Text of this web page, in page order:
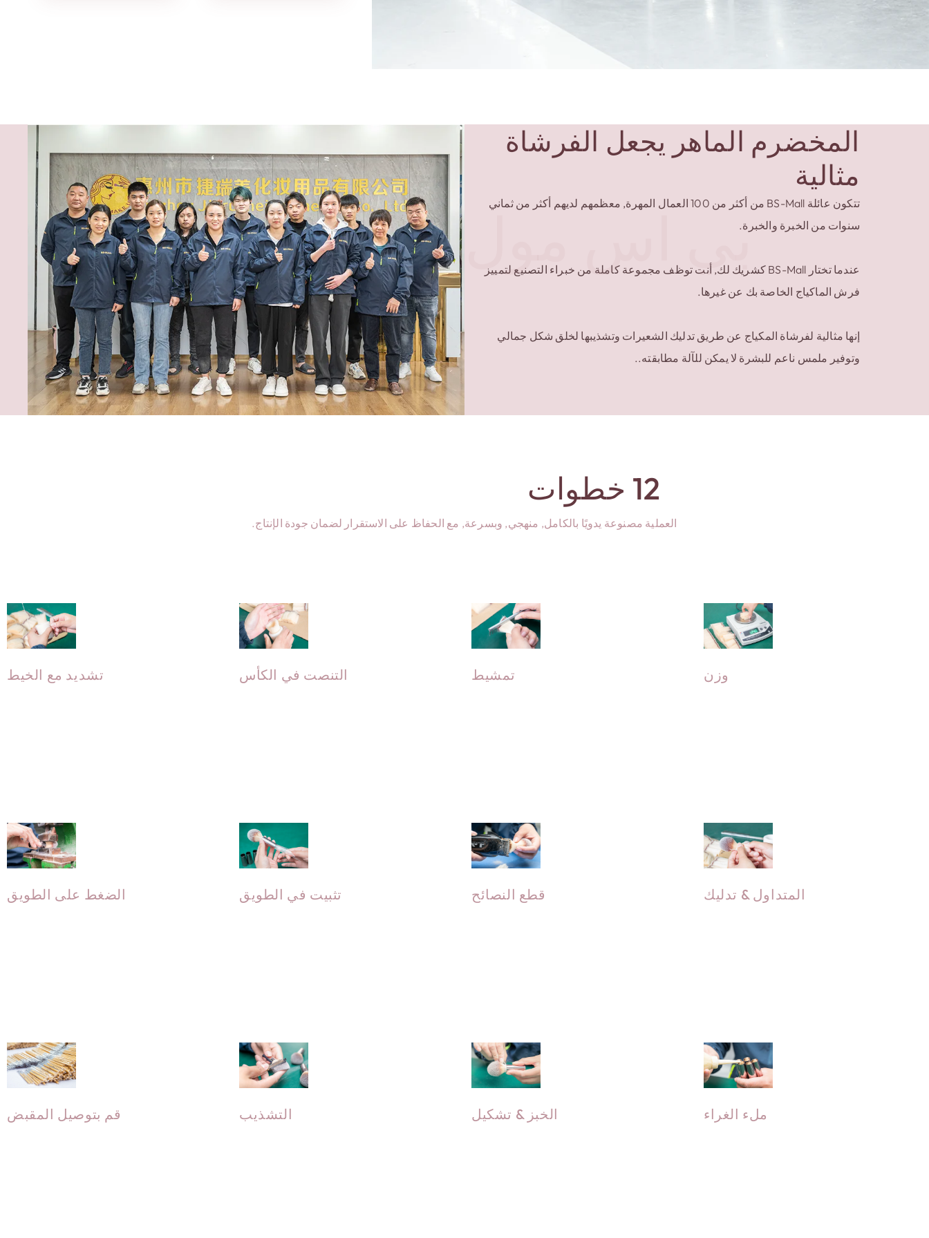
المخضرم الماهر يجعل الفرشاة
مثالية
بي اس مول
تتكون عائلة BS-Mall من أكثر من 100 العمال المهرة, معظمهم لديهم أكثر من ثماني
سنوات من الخبرة والخبرة.
عندما تختار BS-Mall كشريك لك, أنت توظف مجموعة كاملة من خبراء التصنيع لتمييز
فرش الماكياج الخاصة بك عن غيرها.
إنها مثالية لفرشاة المكياج عن طريق تدليك الشعيرات وتشذيبها لخلق شكل جمالي
وتوفير ملمس ناعم للبشرة لا يمكن للآلة مطابقته..
12 خطوات
العملية مصنوعة يدويًا بالكامل, منهجي, وبسرعة, مع الحفاظ على الاستقرار لضمان جودة الإنتاج.
وزن تمشيط
أنيقة وناعمة. مما يجعل الشعر
متساويًا ونظيفًا من الشوائب.
التنصت في الكأس تشديد مع الخيط
يتم ربط رأس الفرشاة بإحكام بخيط
رفيع لمنع انتشار الشعر.
المتداول & تدليك قطع النصائح
الغراء بالتساوي بحيث يلتصق رأس
الفرشاة والطويق بقوة أكبر.
تثبيت في الطويق
قم بإزالة الخيط واستخدم أنبوبًا
الضغط على الطويق
استخدم آلة للضغط على الفرشاة
وإبقائها في مكانها لمنع فكها.
ملء الغراء الخبز & تشكيل التشذيب
والحفاظ على الانحناء المثالي دون
قم بتوصيل المقبض